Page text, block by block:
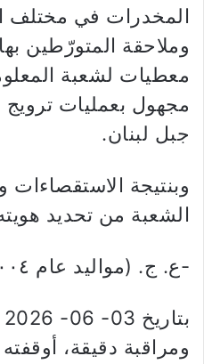
المخدرات في مختلف
وملاحقة المتورّطين
معطيات لشعبة
مجهول بعمليات
جبل لبنان.
وبنتيجة الاستقصاءات
الشعبة من تحديد
-ع. ج. (مواليد عام ٢٠٠٤، سوري)
ومراقبة دقيقة،